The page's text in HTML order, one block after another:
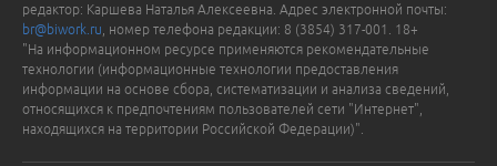
редактор: Каршева Наталья Алексеевна. Адрес электронной почты:
br@biwork.ru , номер телефона редакции: 8 (3854) 317-001. 18+
"На информационном ресурсе применяются рекомендательные
технологии (информационные технологии предоставления
информации на основе сбора, систематизации и анализа сведений,
относящихся к предпочтениям пользователей сети "Интернет",
находящихся на территории Российской Федерации)".